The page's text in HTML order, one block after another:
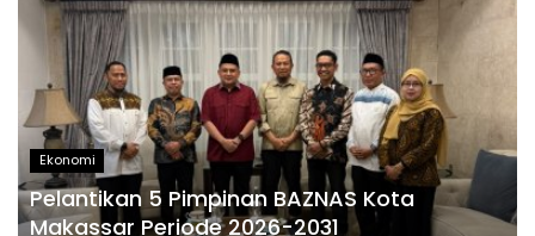
Ekonomi
Pelantikan 5 Pimpinan BAZNAS Kota
Makassar Periode 2026-2031